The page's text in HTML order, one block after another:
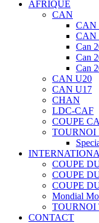
AFRIQUE
CAN
CAN
CAN
Can
Can
Can
CAN U20
CAN U17
CHAN
LDC-CAF
COUPE
TOURNOI
COUPE
COUPE
COUPE
Mondial
TOURNOI
CONTACT